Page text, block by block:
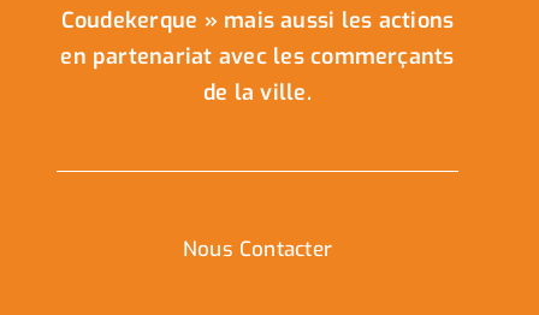
Coudekerque » mais aussi les actions
en partenariat avec les commerçants
de la ville.
Nous Contacter